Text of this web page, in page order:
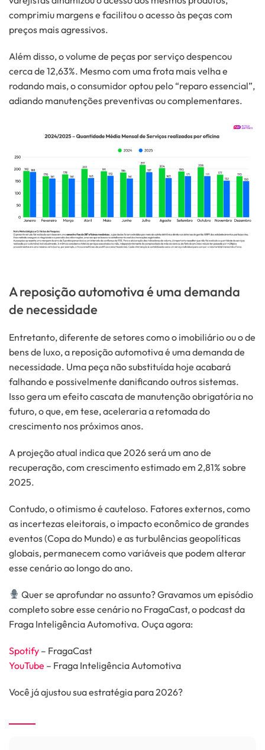
comprimiu margens e facilitou o acesso às peças com
preços mais agressivos.
Além disso, o volume de peças por serviço despencou
cerca de 12,63%. Mesmo com uma frota mais velha e
rodando mais, o consumidor optou pelo “reparo essencial”,
adiando manutenções preventivas ou complementares.
A reposição automotiva é uma demanda
de necessidade
Entretanto, diferente de setores como o imobiliário ou o de
bens de luxo, a reposição automotiva é uma demanda de
necessidade. Uma peça não substituída hoje acabará
falhando e possivelmente danificando outros sistemas.
Isso gera um efeito cascata de manutenção obrigatória no
futuro, o que, em tese, aceleraria a retomada do
crescimento nos próximos anos.
A projeção atual indica que 2026 será um ano de
recuperação, com crescimento estimado em 2,81% sobre
2025.
Contudo, o otimismo é cauteloso. Fatores externos, como
as incertezas eleitorais, o impacto econômico de grandes
eventos (Copa do Mundo) e as turbulências geopolíticas
globais, permanecem como variáveis que podem alterar
esse cenário ao longo do ano.
Quer se aprofundar no assunto? Gravamos um episódio
completo sobre esse cenário no FragaCast, o podcast da
Fraga Inteligência Automotiva. Ouça agora:
Spotify – FragaCast
YouTube – Fraga Inteligência Automotiva
Você já ajustou sua estratégia para 2026?